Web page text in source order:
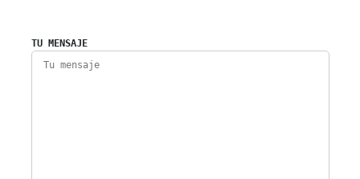
TU MENSAJE